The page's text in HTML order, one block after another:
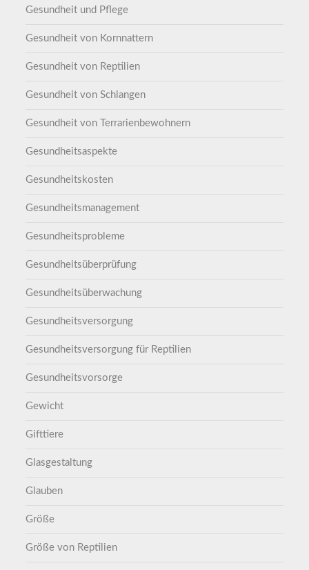
Gesundheit und Pflege
Gesundheit von Kornnattern
Gesundheit von Reptilien
Gesundheit von Schlangen
Gesundheit von Terrarienbewohnern
Gesundheitsaspekte
Gesundheitskosten
Gesundheitsmanagement
Gesundheitsprobleme
Gesundheitsüberprüfung
Gesundheitsüberwachung
Gesundheitsversorgung
Gesundheitsversorgung für Reptilien
Gesundheitsvorsorge
Gewicht
Gifttiere
Glasgestaltung
Glauben
Größe
Größe von Reptilien